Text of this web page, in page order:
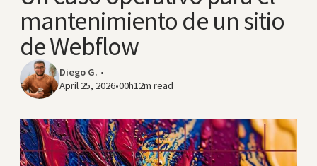
mantenimiento de un sitio
de Webflow
Diego G. •
April 25, 2026•00h12m read